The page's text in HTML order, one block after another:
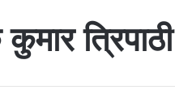
त्रिपाठी